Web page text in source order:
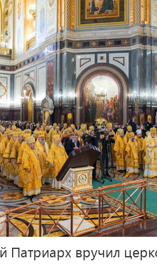
Патриарх вручил